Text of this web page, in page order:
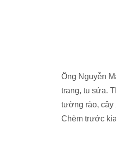
Ông Nguyễn
trang, tu sửa.
tường rào, cây
Chèm trước